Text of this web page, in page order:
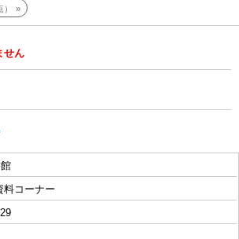
せん
料コーナー